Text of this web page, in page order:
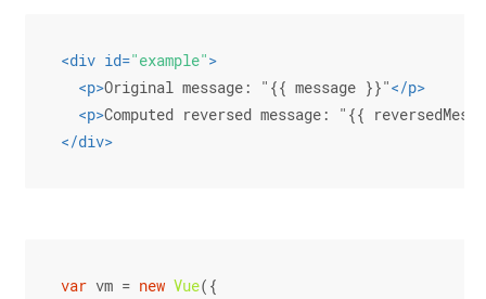
<div id="example">
<p>Original message: "{{ message }}"</p>
<p>Computed reversed message: "{{
</div>
var vm = new Vue({